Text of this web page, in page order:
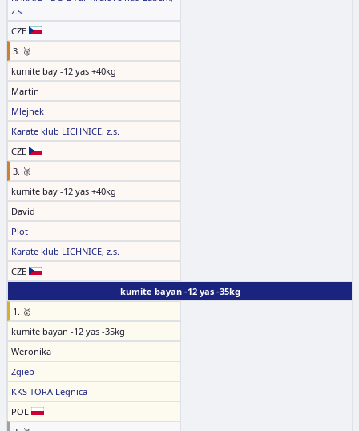
z.s.
CZE
3. 🥉
kumite bay -12 yas +40kg
Martin
Mlejnek
Karate klub LICHNICE, z.s.
CZE
3. 🥉
kumite bay -12 yas +40kg
David
Plot
Karate klub LICHNICE, z.s.
CZE
kumite bayan -12 yas -35kg
1. 🥇
kumite bayan -12 yas -35kg
Weronika
Zgieb
KKS TORA Legnica
POL